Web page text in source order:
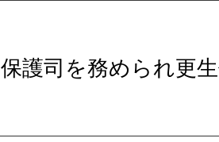
保護司を務められ更